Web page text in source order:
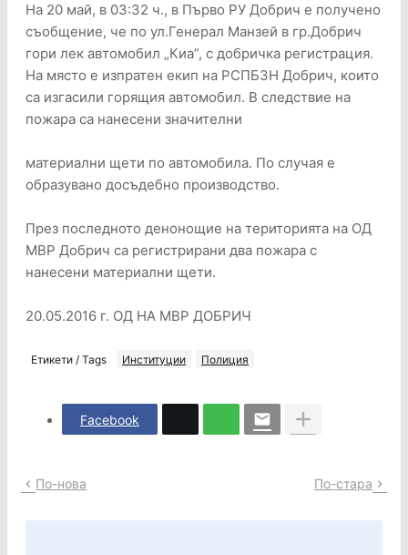
На 20 май, в 03:32 ч., в Първо РУ Добрич е получено
съобщение, че по ул.Генерал Манзей в гр.Добрич
гори лек автомобил „Киа”, с добричка регистрация.
На място е изпратен екип на РСПБЗН Добрич, които
са изгасили горящия автомобил. В следствие на
пожара са нанесени значителни
материални щети по автомобила. По случая е
образувано досъдебно производство.
През последното денонощие на територията на ОД
МВР Добрич са регистрирани два пожара с
нанесени материални щети.
20.05.2016 г. ОД НА МВР ДОБРИЧ
Етикети / Tags Институции Полиция
Facebook
По-нова По-стара